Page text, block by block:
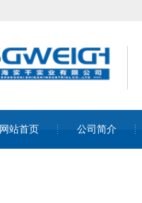
网站首页 公司简介